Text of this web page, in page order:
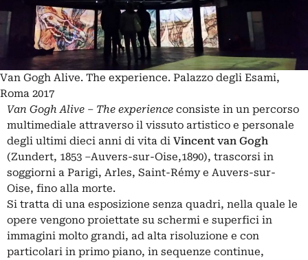
Van Gogh Alive. The experience. Palazzo degli Esami,
Roma 2017
Van Gogh Alive – The experience consiste in un percorso
multimediale attraverso il vissuto artistico e personale
degli ultimi dieci anni di vita di Vincent van Gogh
(Zundert, 1853 –Auvers-sur-Oise,1890), trascorsi in
soggiorni a Parigi, Arles, Saint-Rémy e Auvers-sur-
Oise, fino alla morte.
Si tratta di una esposizione senza quadri, nella quale le
opere vengono proiettate su schermi e superfici in
immagini molto grandi, ad alta risoluzione e con
particolari in primo piano, in sequenze continue,